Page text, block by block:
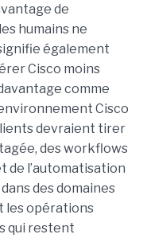
de
humains ne
également
Cisco moins
comme
Cisco
devraient tirer
des workflows
de l’automatisation
des domaines
les opérations
qui restent